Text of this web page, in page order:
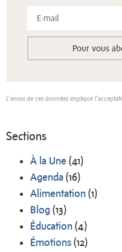
Pour vous
L’envoi de ces données implique
Sections
À la Une (41)
Agenda (16)
Alimentation (1)
Blog (13)
Éducation (4)
Émotions (12)